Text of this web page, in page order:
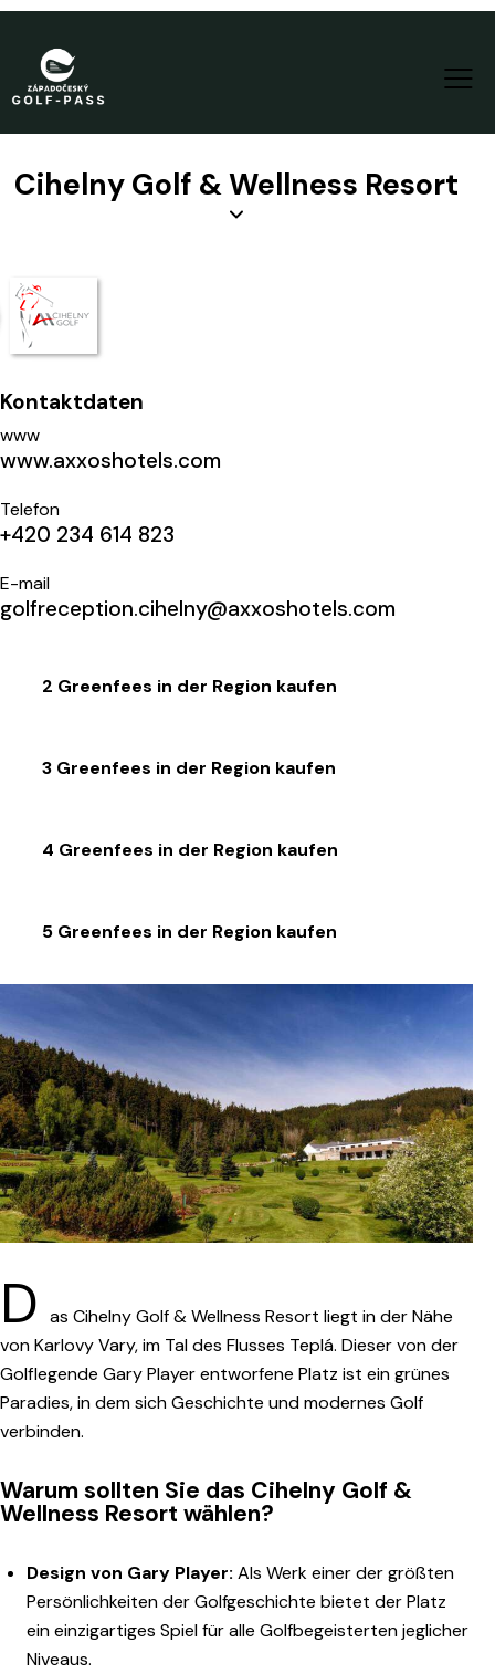
Cihelny Golf & Wellness Resort
D as Cihelny Golf & Wellness Resort liegt in der Nähe
von Karlovy Vary, im Tal des Flusses Teplá. Dieser von der
Golflegende Gary Player entworfene Platz ist ein grünes
Paradies, in dem sich Geschichte und modernes Golf
verbinden.
Warum sollten Sie das Cihelny Golf &
Wellness Resort wählen?
Design von Gary Player: Als Werk einer der größten
Persönlichkeiten der Golfgeschichte bietet der Platz
ein einzigartiges Spiel für alle Golfbegeisterten jeglicher
Niveaus.
Kontaktdaten
www
www.axxoshotels.com
Telefon
+420 234 614 823
E-mail
golfreception.cihelny@axxoshotels.com
2 Greenfees in der Region kaufen
3 Greenfees in der Region kaufen
4 Greenfees in der Region kaufen
5 Greenfees in der Region kaufen